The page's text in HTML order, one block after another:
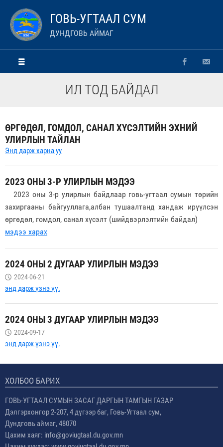
ГОВЬ-УГТААЛ СУМ
ДУНДГОВЬ АЙМАГ
ИЛ ТОД БАЙДАЛ
ӨРГӨДӨЛ, ГОМДОЛ, САНАЛ ХҮСЭЛТИЙН ЭХНИЙ
УЛИРЛЫН ТАЙЛАН
Энд дарж харна уу
2023 ОНЫ 3-Р УЛИРЛЫН МЭДЭЭ
2023 оны 3-р улирлын байдлаар говь-угтаал сумын төрийн
захиргааны байгууллага,албан тушаалтанд хандаж ирүүлсэн
өргөдөл, гомдол, санал хүсэлт (шийдвэрлэлтийн байдал)
мэдээ харах
2024 ОНЫ 2 ДУГААР УЛИРЛЫН МЭДЭЭ
2024-06-21
энд дарж үзнэ үү.
2024 ОНЫ 3 ДУГААР УЛИРЛЫН МЭДЭЭ
2024-09-17
энд дарж үзнэ үү.
ХОЛБОО БАРИХ
ГОВЬ-УГТААЛ СУМЫН ЗАСАГ ДАРГЫН ТАМГЫН ГАЗАР
Дэлгэрхонгор 2-207, 4 дүгээр баг, Говь-Угтаал сум,
Дундговь аймаг, 48070
Цахим хаяг: info@goviugtaal.du.gov.mn